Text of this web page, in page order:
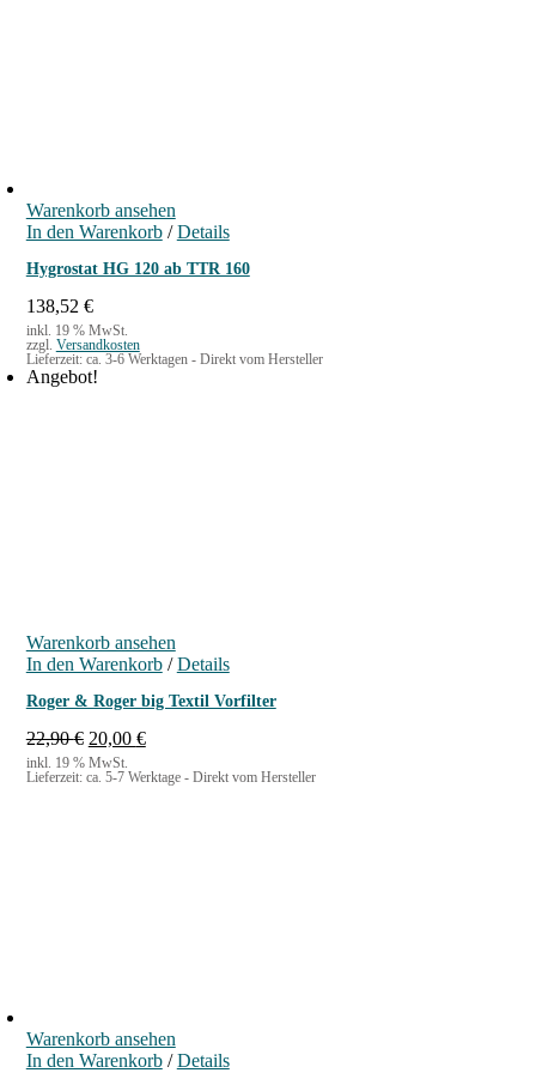
Warenkorb ansehen
In den Warenkorb / Details
Hygrostat HG 120 ab TTR 160
138,52 €
inkl. 19 % MwSt.
zzgl. Versandkosten
Lieferzeit: ca. 3-6 Werktagen - Direkt vom Hersteller
Angebot!
Warenkorb ansehen
In den Warenkorb / Details
Roger & Roger big Textil Vorfilter
22,90€ U
r
s
P
r
20,00 €A
t
i
s
inkl. 19 % MwSt.
Lieferzeit: ca. 5-7 Werktage - Direkt vom Hersteller
Warenkorb ansehen
In den Warenkorb / Details